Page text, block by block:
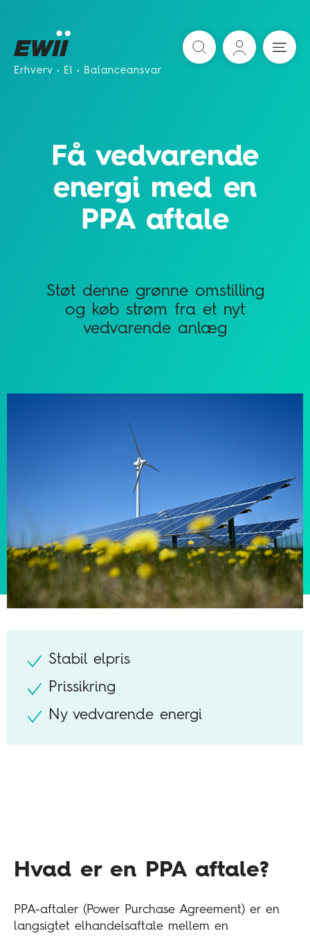
Søg
Erhverv El Balanceansvar
Få vedvarende
energi med en
PPA aftale
Støt denne grønne omstilling
og køb strøm fra et nyt
vedvarende anlæg
Stabil elpris
Prissikring
Ny vedvarende energi
Hvad er en PPA aftale?
PPA-aftaler (Power Purchase Agreement) er en
langsigtet elhandelsaftale mellem en